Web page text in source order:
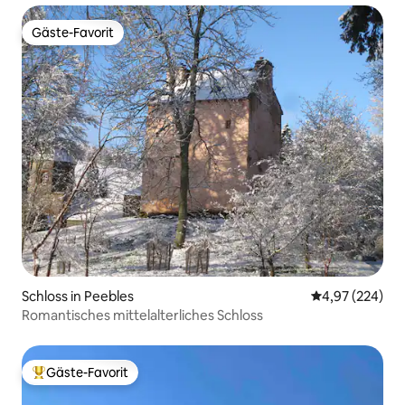
Gäste-Favorit
Gäste-Favorit
Schloss in Peebles
4,97 (224)
Romantisches mittelalterliches Schloss
Beliebter Gäste-Favorit.
Gäste-Favorit